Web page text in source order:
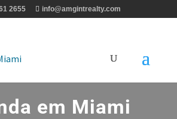
2655 info@amgintrealty.com
em Miami